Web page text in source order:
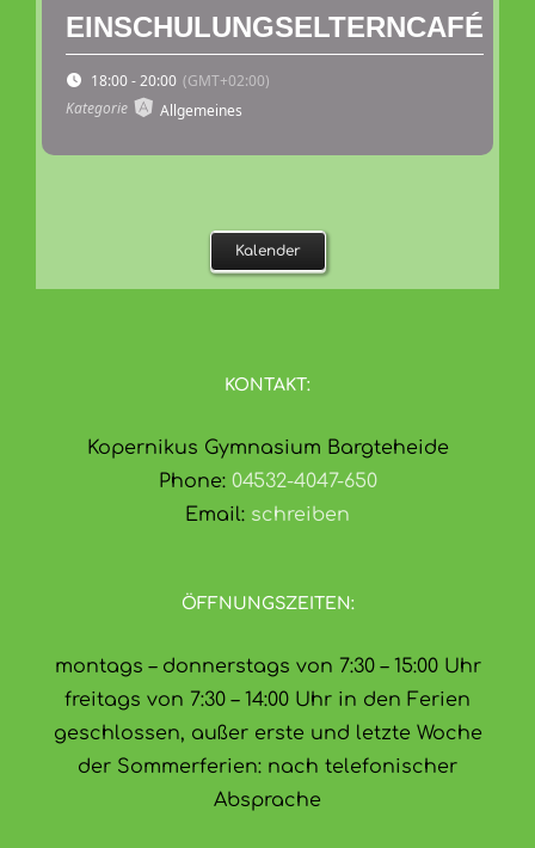
EINSCHULUNGSELTERNCAFÉ
18:00 - 20:00 (GMT+02:00)
Kategorie
Allgemeines
Kalender
KONTAKT:
Kopernikus Gymnasium Bargteheide
Phone: 04532-4047-650
Email: schreiben
ÖFFNUNGSZEITEN:
montags – donnerstags von 7:30 – 15:00 Uhr
freitags von 7:30 – 14:00 Uhr in den Ferien
geschlossen, außer erste und letzte Woche
der Sommerferien: nach telefonischer
Absprache